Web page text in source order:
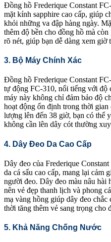
Đồng hồ Frederique Constant
mặt kính sapphire cao cấp, giúp
khỏi những va đập hàng ngày.
thêm độ bền cho đồng hồ mà
rõ nét, giúp bạn dễ dàng xem giờ
3. Bộ Máy Chính Xác
Đồng hồ Frederique Constant
tự động FC-310, nổi tiếng với
máy này không chỉ đảm bảo độ
hoạt động ổn định trong thời
lượng lên đến 38 giờ, bạn có thể
không cần lên dây cót thường
4. Dây Đeo Da Cao Cấp
Dây đeo của Frederique
da cá sấu cao cấp, mang lại cảm
người đeo. Dây đeo màu nâu hài
nên vẻ đẹp thanh lịch và phong
mạ vàng hồng giúp dây đeo
thời tăng thêm vẻ sang trọng cho
5. Khả Năng Chống Nước